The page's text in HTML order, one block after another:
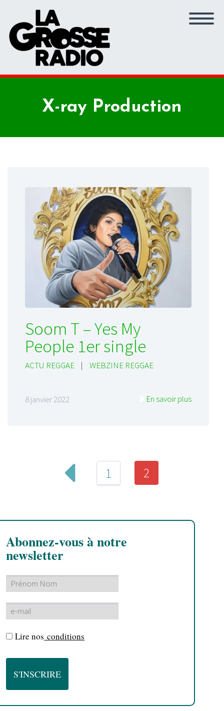
X-ray Production
Soom T – Yes My
People 1er single
ACTU REGGAE | WEBZINE REGGAE
8 janvier 2022 En savoir plus
1 2
Abonnez-vous à notre
newsletter
Lire nos conditions